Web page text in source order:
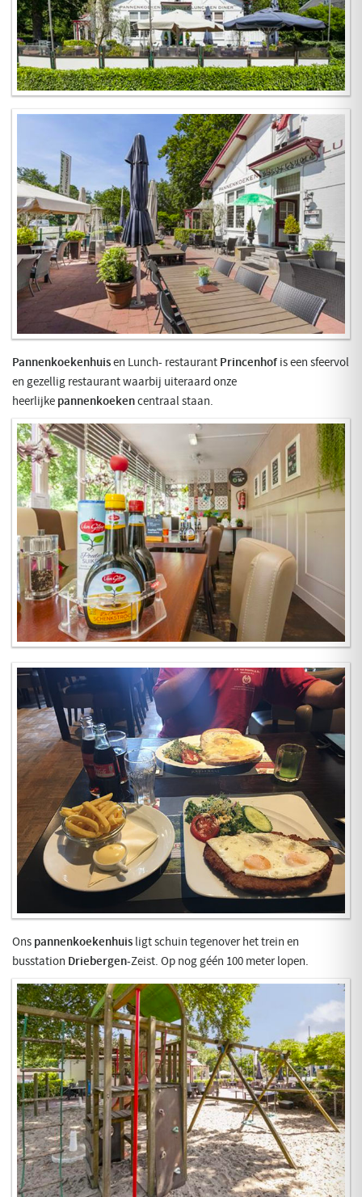
Pannenkoekenhuisen Lunch- restaurant Princenhof is een sfeervol
en gezellig restaurant waarbij uiteraard onze
heerlijke pannenkoekencentraal staan.
Ons pannenkoekenhuis ligt schuin tegenover het trein en
busstation Driebergen-Zeist. Op nog géén 100 meter lopen.